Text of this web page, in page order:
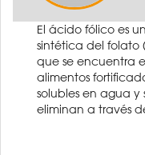
El ácido fólico es
sintética del folato
que se encuentra
alimentos
solubles en agua y
eliminan a través